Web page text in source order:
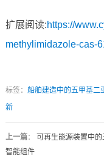
扩展阅读:https://
methylimidazole-cas-
标签： 船舶建造中的五甲基二
新
上一篇：
可再生能源装置中
智能组件